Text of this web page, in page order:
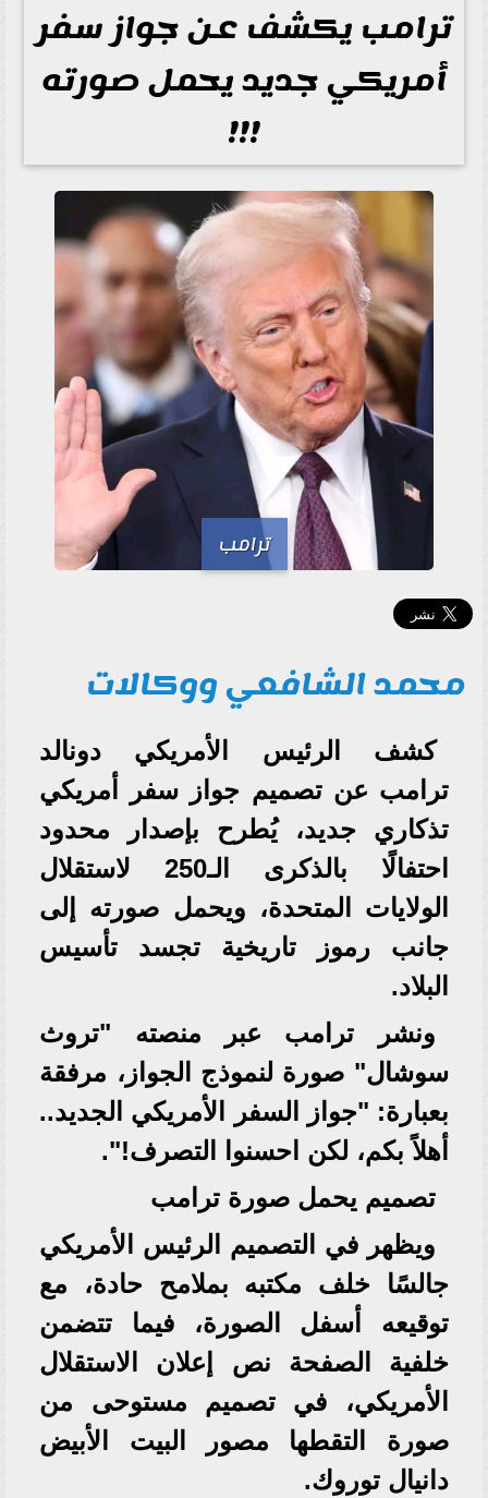
ترامب يكشف عن جواز سفر
أمريكي جديد يحمل صورته
!!!
ترامب
محمد الشافعي ووكالات
كشف الرئيس الأمريكي دونالد
ترامب عن تصميم جواز سفر أمريكي
تذكاري جديد، يُطرح بإصدار محدود
احتفالًا بالذكرى الـ250 لاستقلال
الولايات المتحدة، ويحمل صورته إلى
جانب رموز تاريخية تجسد تأسيس
البلاد.
ونشر ترامب عبر منصته "تروث
سوشال" صورة لنموذج الجواز، مرفقة
بعبارة: "جواز السفر الأمريكي الجديد..
أهلاً بكم، لكن احسنوا التصرف!".
تصميم يحمل صورة ترامب
ويظهر في التصميم الرئيس الأمريكي
جالسًا خلف مكتبه بملامح حادة، مع
توقيعه أسفل الصورة، فيما تتضمن
خلفية الصفحة نص إعلان الاستقلال
الأمريكي، في تصميم مستوحى من
صورة التقطها مصور البيت الأبيض
دانيال توروك.